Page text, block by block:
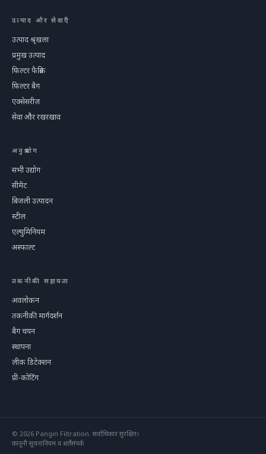
उत्पाद और सेवाएँ
उत्पाद श्रृंखला
प्रमुख उत्पाद
फ़िल्टर फैब्रिक
फ़िल्टर बैग
एक्सेसरीज़
सेवा और रखरखाव
अनुप्रयोग
सभी उद्योग
सीमेंट
बिजली उत्पादन
स्टील
एल्युमिनियम
अस्फाल्ट
तकनीकी सहायता
अवलोकन
तकनीकी मार्गदर्शन
बैग चयन
स्थापना
लीक डिटेक्शन
प्री-कोटिंग
© 2026 Pangin Filtration.सर्वाधिकार सुरक्षित।
कानूनी सूचनानियम व शर्तेंसंपर्क